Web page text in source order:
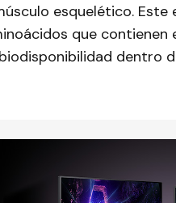
esquelético.
que
dentro